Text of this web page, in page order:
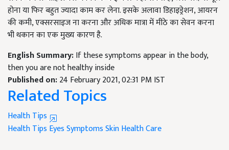
होना या फिर बहुत ज्यादा काम कर लेना. इसके अलावा डिहाइड्रेशन, आयरन
की कमी, एक्सरसाइज ना करना और अधिक मात्रा में मीठे का सेवन करना
भी थकान का एक मुख्य कारण है.
English Summary:If these symptoms appear in the body,
then you are not healthy inside
Published on:24 February 2021, 02:31 PM IST
Related Topics
Health Tips
Health Tips EyesSymptomsSkinHealth Care